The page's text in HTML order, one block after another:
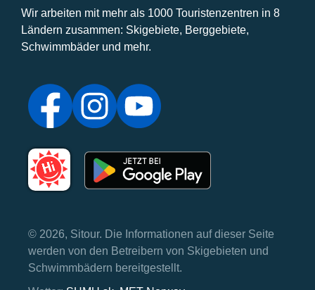
Wir arbeiten mit mehr als 1000 Touristenzentren in 8
Ländern zusammen: Skigebiete, Berggebiete,
Schwimmbäder und mehr.
© 2026, Sitour. Die Informationen auf dieser Seite
werden von den Betreibern von Skigebieten und
Schwimmbädern bereitgestellt.